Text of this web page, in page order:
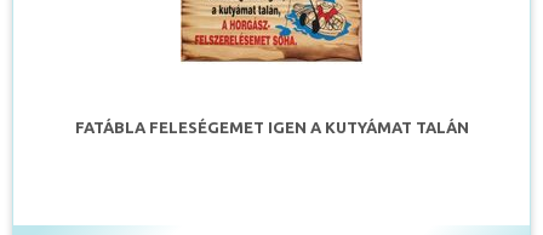
FATÁBLA FELESÉGEMET IGEN A KUTYÁMAT TALÁN